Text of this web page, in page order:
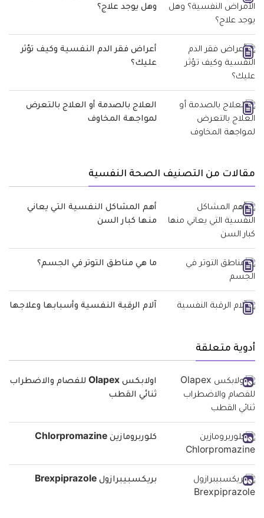
وهل يوجد علاج؟
أعراض فقر الدم النفسية وكيف تؤثر
عليك؟
العلاج بالصدمة أو العلاج بالتعرض
لمواجهة المخاوف
مقالات من التصنيف الصحة النفسية
أهم المشاكل النفسية التي يعاني
منها كبار السن
ما هي مناطق التوتر في الجسم؟
آلام الرقبة النفسية وأسبابها وعلاجها
أدوية متعلقة
اولابكس Olapex للفصام والاضطراب
ثنائي القطب
كلوربرومازين Chlorpromazine
بريكسبيبرازول Brexpiprazole